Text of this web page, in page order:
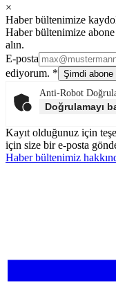
×
Haber bültenimize
Haber bültenimize
alın.
E-posta
ediyorum. *
Anti-Robot
Doğrulamayı
Kayıt olduğunuz için
için size bir e-posta
Haber bültenimiz